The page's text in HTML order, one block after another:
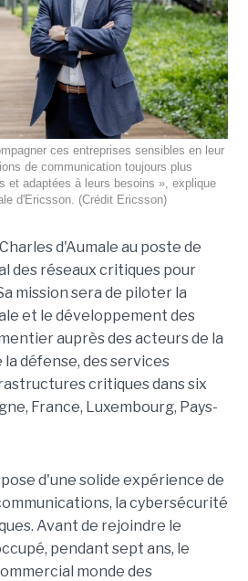
ces entreprises sensibles en leur
de communication toujours plus
et adaptées à leurs besoins », explique
d'Ericsson. (Crédit Ericsson)
d'Aumale au poste de
des réseaux critiques pour
mission sera de piloter la
et le développement des
auprès des acteurs de la
défense, des services
critiques dans six
France, Luxembourg, Pays-
d'une solide expérience de
la cybersécurité
Avant de rejoindre le
pendant sept ans, le
monde des